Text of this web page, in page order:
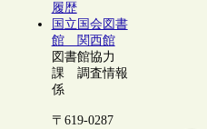
履歴
国立国会図書
館 関西館
図書館協力
課 調査情報
係
〒619-0287